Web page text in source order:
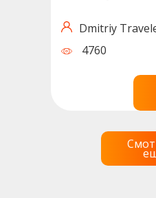
Dmitriy
4760